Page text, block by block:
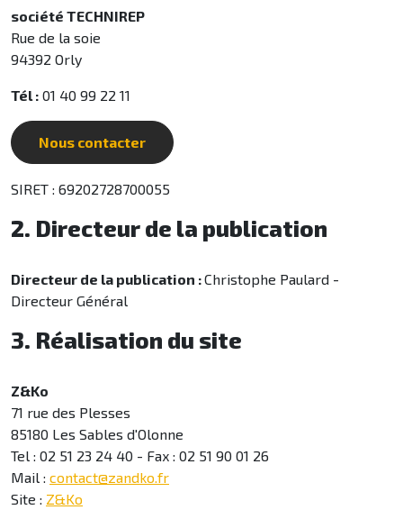
société TECHNIREP
Rue de la soie
94392 Orly
Tél : 01 40 99 22 11
Nous contacter
SIRET : 69202728700055
2. Directeur de la publication
Directeur de la publication :Christophe Paulard -
Directeur Général
3. Réalisation du site
Z&Ko
71 rue des Plesses
85180 Les Sables d'Olonne
Tel : 02 51 23 24 40 - Fax : 02 51 90 01 26
Mail : contact@zandko.fr
Site : Z&Ko